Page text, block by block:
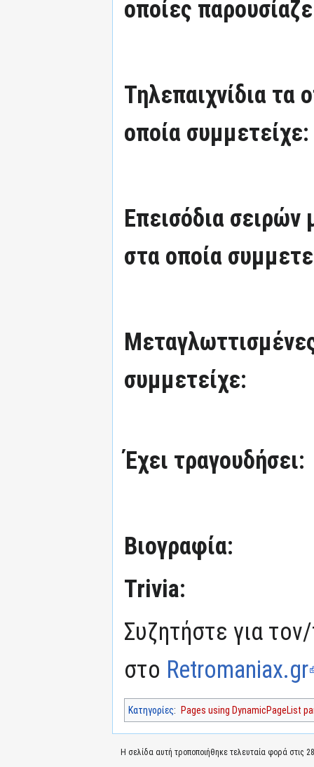
οποίες
Τηλεπαιχνίδια τα
οποία συμμετείχε:
Επεισόδια
στα οποία
συμμετείχε:
Έχει τραγουδήσει:
Βιογραφία:
Trivia:
Συζητήστε για
στο Retromaniax.gr
Κατηγορίες: Pages using DynamicPageList
Η σελίδα αυτή τροποποιήθηκε τελευταία φορά στις